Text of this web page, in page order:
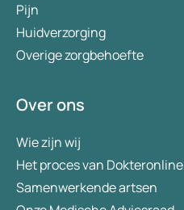
Pijn
Huidverzorging
Overige zorgbehoefte
Over ons
Wie zijn wij
Het proces van Dokteronline
Samenwerkende artsen